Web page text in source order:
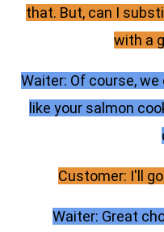
that. But, can I
with a
Waiter: Of course,
like your salmon
Customer: I'll
Waiter: Great